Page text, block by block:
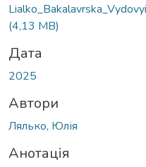
(4,13 MB)
Дата
2025
Автори
Лялько, Юлія
Анотація